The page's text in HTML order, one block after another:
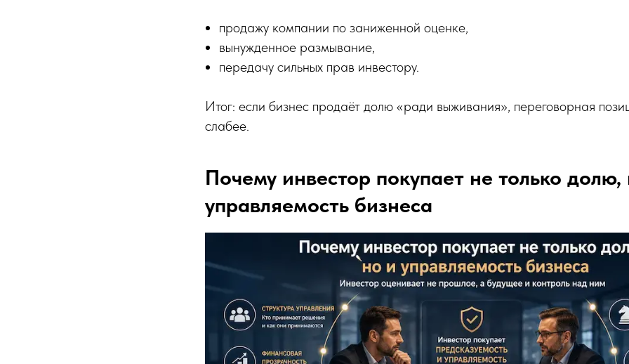
продажу компании по заниженной оценке,
вынужденное размывание,
передачу сильных прав инвестору.
Итог: если бизнес продаёт долю «ради выживания», переговорная
слабее.
Почему инвестор покупает не только долю,
управляемость бизнеса